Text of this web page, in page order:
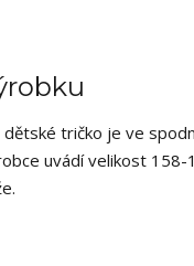
tričko je ve
uvádí velikost